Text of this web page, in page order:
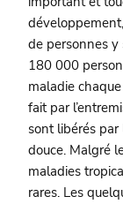
de personnes
180 000
maladie
fait par
sont libérés par
douce. Malgré
maladies
rares. Les